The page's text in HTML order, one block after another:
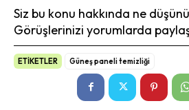
Siz bu konu hakkında ne
Görüşlerinizi yorumlarda
ETİKETLER Güneş paneli temizliği